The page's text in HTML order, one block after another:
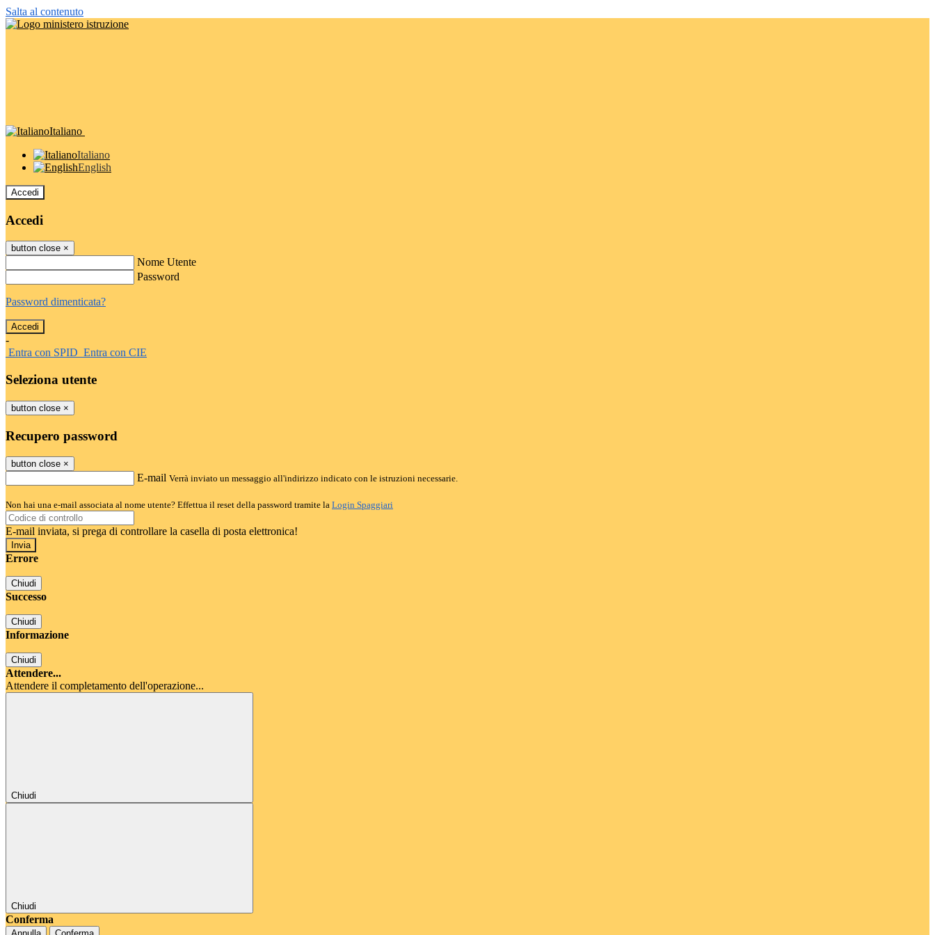
Salta al contenuto
Italiano
Italiano
English
Accedi
Accedi
button close ×
Nome Utente
Password
Password dimenticata?
-
Entra con SPID Entra con CIE
Seleziona utente
button close ×
Recupero password
button close ×
E-mail Verrà inviato un messaggio all'indirizzo indicato con le istruzioni necessarie.
Non hai una e-mail associata al nome utente? Effettua il reset della password tramite la Login Spaggiari
E-mail inviata, si prega di controllare la casella di posta elettronica!
Errore
Chiudi
Successo
Chiudi
Informazione
Chiudi
Attendere...
Attendere il completamento dell'operazione...
Chiudi
Chiudi
Conferma